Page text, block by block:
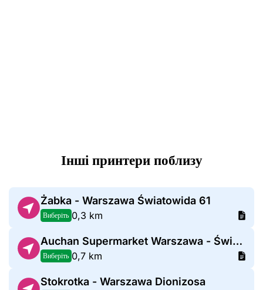
Інші принтери поблизу
Żabka - Warszawa Światowida 61
Виберіть 0,3 km
Auchan Supermarket Warszawa - Światowida
Виберіть 0,7 km
Stokrotka - Warszawa Dionizosa